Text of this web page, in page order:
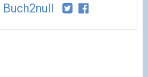
Buch2null